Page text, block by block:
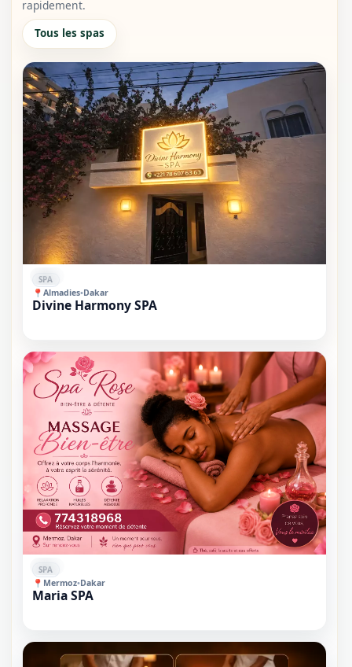
rapidement.
Tous les spas
⭐⭐
SPA
Divine Harmony SPA
📍 Almadies•Dakar
⭐⭐
SPA
Maria SPA
📍 Mermoz•Dakar